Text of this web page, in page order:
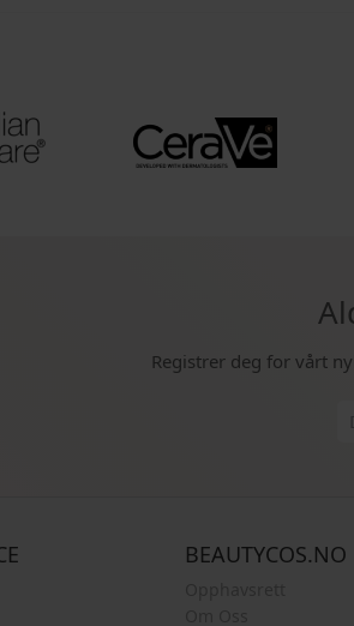
Registrer deg for vårt
BEAUTYCOS.NO